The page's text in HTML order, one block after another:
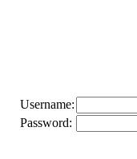
Username:
Password: